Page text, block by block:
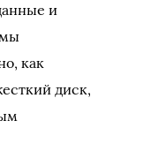
и
как
диск,